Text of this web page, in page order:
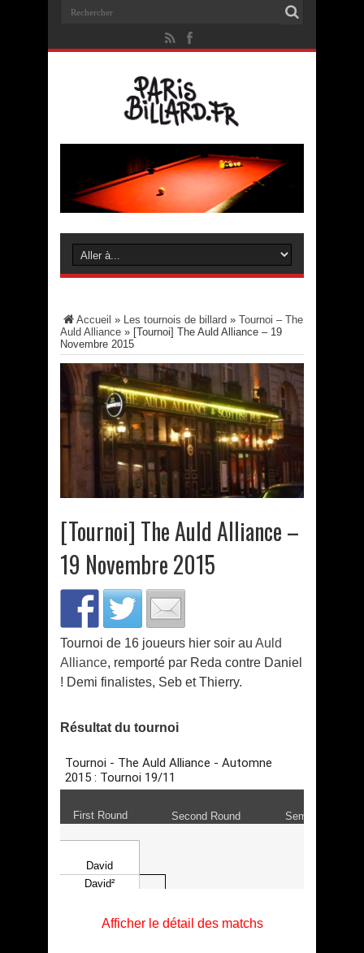
Accueil » Les tournois de billard » Tournoi – The
Auld Alliance » [Tournoi] The Auld Alliance – 19
Novembre 2015
[Tournoi] The Auld Alliance –
19 Novembre 2015
Tournoi de 16 joueurs hier soir au Auld
Alliance, remporté par Reda contre Daniel
! Demi finalistes, Seb et Thierry.
Résultat du tournoi
Afficher le détail des matchs